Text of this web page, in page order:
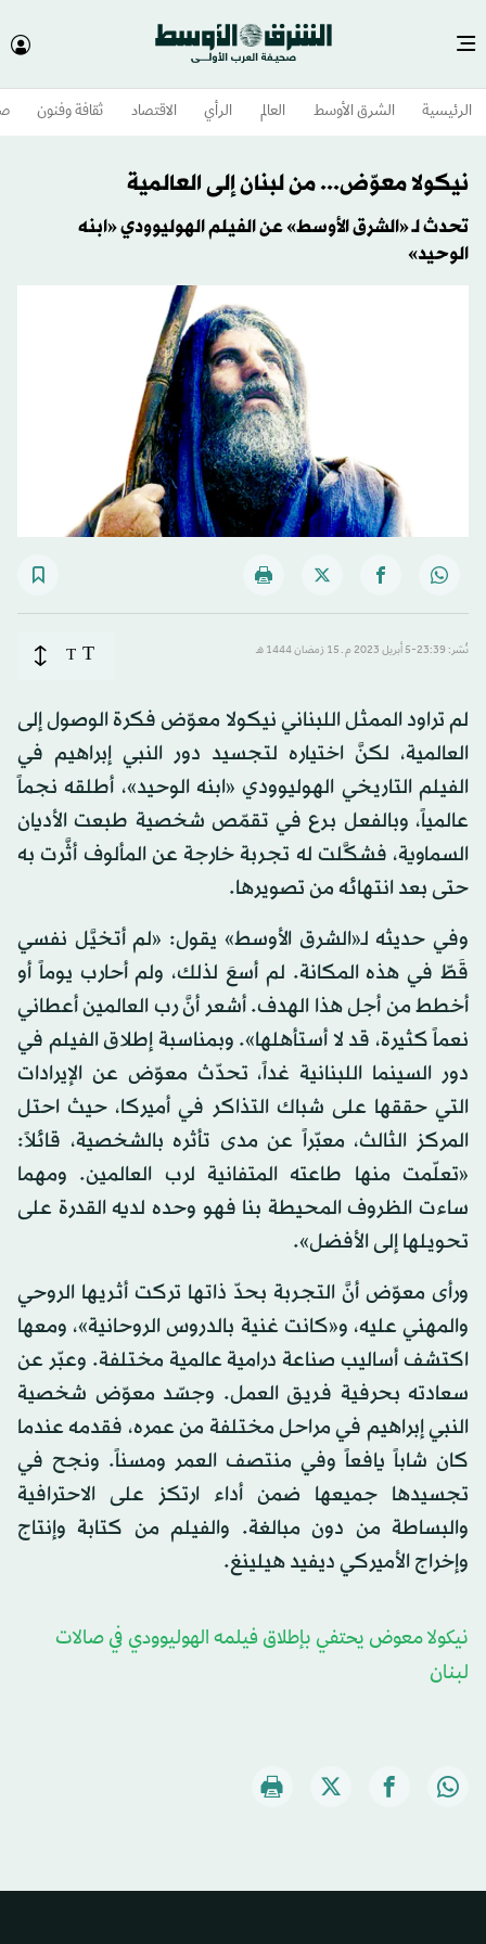
الرئيسية الشرق الأوسط​ العالم الرأي الاقتصاد ثقافة وفنون
نيكولا معوّض... من لبنان إلى العالمية
تحدث لـ «الشرق الأوسط» عن الفيلم الهوليوودي «ابنه
الوحيد»
نُشر: 23:39-5 أبريل 2023 م ـ 15 رَمضان 1444 هـ T
T
لم تراود الممثل اللبناني نيكولا معوّض فكرة الوصول إلى
العالمية، لكنَّ اختياره لتجسيد دور النبي إبراهيم في
الفيلم التاريخي الهوليوودي «ابنه الوحيد»، أطلقه نجماً
عالمياً، وبالفعل برع في تقمّص شخصية طبعت الأديان
السماوية، فشكَّلت له تجربة خارجة عن المألوف أثَّرت به
حتى بعد انتهائه من تصويرها.
وفي حديثه لـ«الشرق الأوسط» يقول: «لم أتخيَّل نفسي
قَطّ في هذه المكانة. لم أسعَ لذلك، ولم أحارب يوماً أو
أخطط من أجل هذا الهدف. أشعر أنَّ رب العالمين أعطاني
نعماً كثيرة، قد لا أستأهلها». وبمناسبة إطلاق الفيلم في
دور السينما اللبنانية غداً، تحدّث معوّض عن الإيرادات
التي حققها على شباك التذاكر في أميركا، حيث احتل
المركز الثالث، معبّراً عن مدى تأثره بالشخصية، قائلاً:
«تعلّمت منها طاعته المتفانية لرب العالمين. ومهما
ساءت الظروف المحيطة بنا فهو وحده لديه القدرة على
تحويلها إلى الأفضل».
ورأى معوّض أنَّ التجربة بحدّ ذاتها تركت أثريها الروحي
والمهني عليه، و«كانت غنية بالدروس الروحانية»، ومعها
اكتشف أساليب صناعة درامية عالمية مختلفة. وعبّر عن
سعادته بحرفية فريق العمل. وجسّد معوّض شخصية
النبي إبراهيم في مراحل مختلفة من عمره، فقدمه عندما
كان شاباً يافعاً وفي منتصف العمر ومسناً. ونجح في
تجسيدها جميعها ضمن أداء ارتكز على الاحترافية
والبساطة من دون مبالغة. والفيلم من كتابة وإنتاج
وإخراج الأميركي ديفيد هيلينغ.
نيكولا معوض يحتفي بإطلاق فيلمه الهوليوودي في صالات
لبنان